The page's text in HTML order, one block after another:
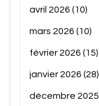
avril 2026 (10)
mars 2026 (10)
février 2026 (15)
janvier 2026 (28)
décembre 2025